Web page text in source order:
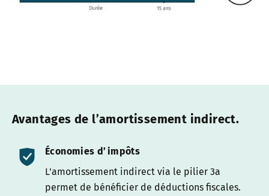
Avantages de l’amortissement indirect.
Économies d’impôts
L'amortissement indirect via le pilier 3a
permet de bénéficier de déductions fiscales.